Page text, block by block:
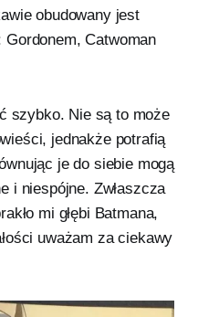
obudowany jest
Catwoman
szybko. Nie są to może
jednakże potrafią
je do siebie mogą
i niespójne. Zwłaszcza
mi głębi Batmana,
uważam za ciekawy